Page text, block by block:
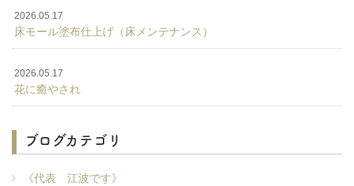
2026.05.17
床モール塗布仕上げ（床メンテナンス）
2026.05.17
花に癒やされ
ブログカテゴリ
《代表 江波です》